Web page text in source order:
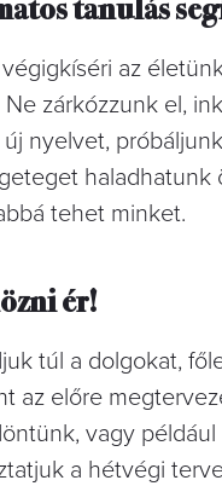
az
zárkózzunk el,
új nyelvet,
haladhatunk
tehet minket.
ér!
túl a dolgokat,
az előre
vagy
a hétvégi